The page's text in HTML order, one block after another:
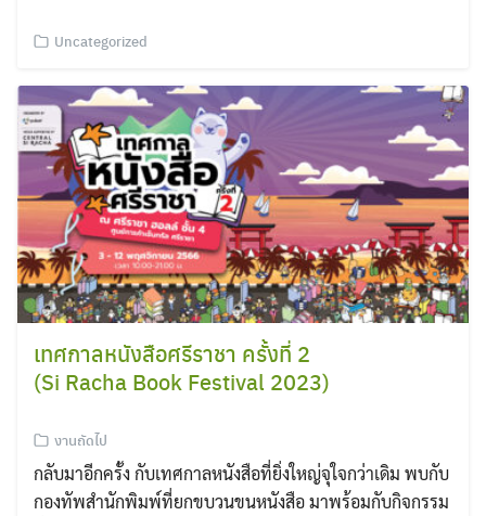
Uncategorized
เทศกาลหนังสือศรีราชา ครั้งที่ 2
(Si Racha Book Festival 2023)
งานถัดไป
กลับมาอีกครั้ง กับเทศกาลหนังสือที่ยิ่งใหญ่จุใจกว่าเดิม พบกับ
กองทัพสำนักพิมพ์ที่ยกขบวนขนหนังสือ มาพร้อมกับกิจกรรม